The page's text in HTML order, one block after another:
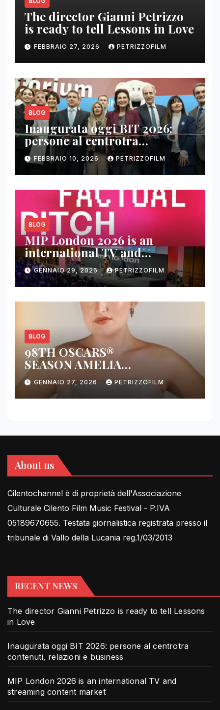
The director Gianni Petrizzo
is ready to tell Lessons in Love
FEBBRAIO 27, 2026 PETRIZZOFILM
BLOG
Inaugurata oggi BIT 2026:
persone al centrotra
contenuti, relazioni e business
FEBBRAIO 10, 2026 PETRIZZOFILM
BLOG
MIP London 2026 is an
international TV and
streaming content market
GENNAIO 29, 2026 PETRIZZOFILM
BLOG
98TH OSCARS®
SEASON AMELIA
DIMOLDENBERG RETURNS
FOR THIRD YEAR
GENNAIO 27, 2026 PETRIZZOFILM
About us
Cilentochannel è di proprietà dell'Associazione
Culturale Cilento Film Music Festival - P.IVA
05189670655. Testata giornalistica registrata presso il
tribunale di Vallo della Lucania reg.1/03/2013
RECENT NEWS
The director Gianni Petrizzo is ready to tell Lessons
in Love
Inaugurata oggi BIT 2026: persone al centrotra
contenuti, relazioni e business
MIP London 2026 is an international TV and
streaming content market